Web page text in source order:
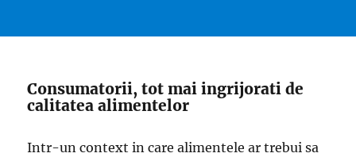
Consumatorii, tot mai ingrijorati de
calitatea alimentelor
Intr-un context in care alimentele ar trebui sa